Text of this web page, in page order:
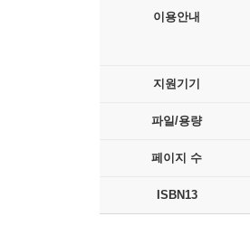
이용안내
지원기기
파일/용량
페이지 수
ISBN13